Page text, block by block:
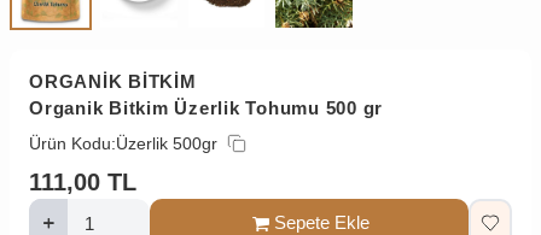
ORGANİK BİTKİM
Organik Bitkim Üzerlik Tohumu 500 gr
Ürün Kodu:Üzerlik 500gr
111,00 TL
Sepete Ekle